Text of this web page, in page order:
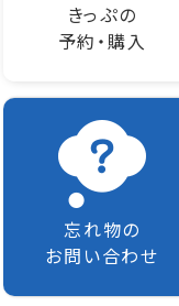
きっぷの
予約・購入
忘れ物の
お問い合わせ